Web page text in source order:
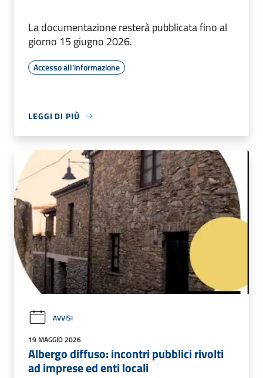
La documentazione resterà pubblicata fino al
giorno 15 giugno 2026.
Accesso all'informazione
LEGGI DI PIÙ
AVVISI
19 MAGGIO 2026
Albergo diffuso: incontri pubblici rivolti
ad imprese ed enti locali